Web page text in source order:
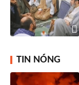
TIN NÓNG